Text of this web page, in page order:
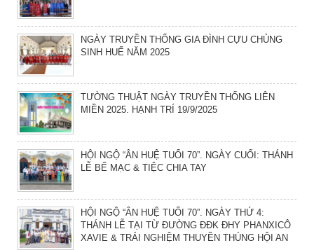
NGÀY TRUYỀN THỐNG GIA ĐÌNH CỰU CHỦNG
SINH HUẾ NĂM 2025
TƯỜNG THUẬT NGÀY TRUYỀN THỐNG LIÊN
MIỀN 2025. HẠNH TRÍ 19/9/2025
HỘI NGỘ “ÂN HUỆ TUỔI 70”. NGÀY CUỐI: THÁNH
LỄ BẾ MẠC & TIỆC CHIA TAY
HỘI NGỘ “ÂN HUỆ TUỔI 70”. NGÀY THỨ 4:
THÁNH LỄ TẠI TỪ ĐƯỜNG ĐĐK ĐHY PHANXICÔ
XAVIE & TRẢI NGHIỆM THUYỀN THÚNG HỘI AN